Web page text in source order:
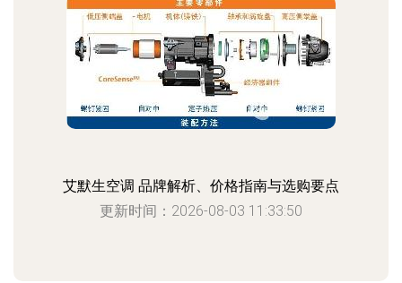
艾默生空调 品牌解析、价格指南与选购要点
更新时间：2026-08-03 11:33:50